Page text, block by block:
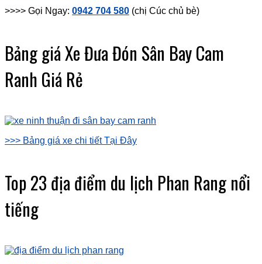
>>>> Gọi Ngay: 0942 704 580 (chị Cúc chủ bè)
Bảng giá Xe Đưa Đón Sân Bay Cam
Ranh Giá Rẻ
>>> Bảng giá xe chi tiết Tại Đây
Top 23 địa điểm du lịch Phan Rang nổi
tiếng